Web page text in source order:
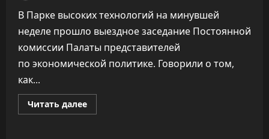
В Парке высоких технологий на минувшей
неделе прошло выездное заседание Постоянной
комиссии Палаты представителей
по экономической политике. Говорили о том,
как...
Читать далееПрочитать
больше